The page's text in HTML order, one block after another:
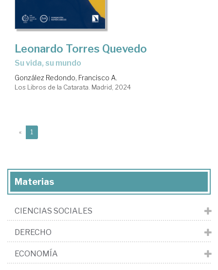
Leonardo Torres Quevedo
su vida, su mundo
González Redondo, Francisco A.
Los Libros de la Catarata. Madrid, 2024
« 1
Materias
CIENCIAS SOCIALES
DERECHO
ECONOMÍA